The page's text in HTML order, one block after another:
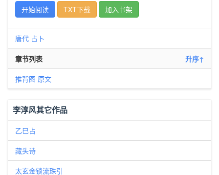
开始阅读
TXT下载 加入书架
唐代 占卜
章节列表 升序↑
推背图 原文
李淳风其它作品
乙巳占
藏头诗
太玄金锁流珠引